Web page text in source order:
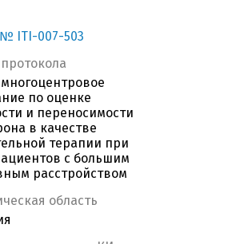
ITI-007-503
по оценке
и переносимости
в качестве
терапии при
с большим
расстройством
область